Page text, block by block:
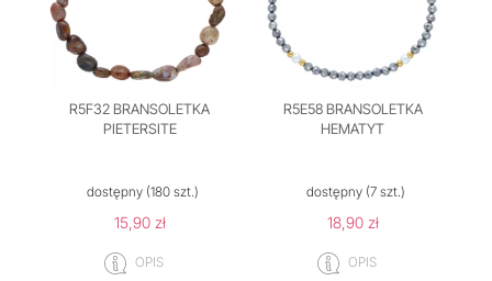
R5F32 BRANSOLETKA
PIETERSITE
dostępny(180 szt.)
15,90 zł
OPIS
R5E58 BRANSOLETKA
HEMATYT
dostępny(7 szt.)
18,90 zł
OPIS